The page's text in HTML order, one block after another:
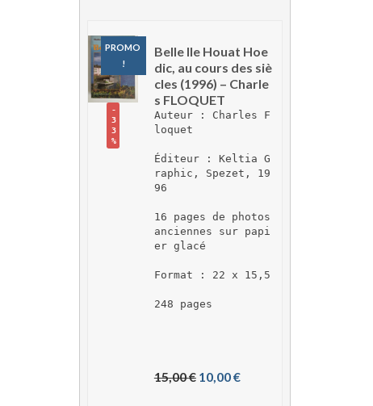
PROMO
!
-
3
3
%
Belle Ile Houat Hoe
dic, au cours des siè
cles (1996) – Charle
s FLOQUET
Auteur : Charles F
loquet
Éditeur : Keltia G
raphic, Spezet, 19
96
16 pages de photos
anciennes sur papi
er glacé
Format : 22 x 15,5
248 pages
15,00 € L
10,00 €L